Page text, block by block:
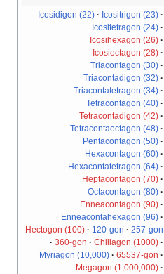
Icosidigon (22)
Icositrigon (23)
Icositetragon (24)
Icosihexagon (26)
Icosioctagon (28)
Triacontagon (30)
Triacontadigon (32)
Triacontatetragon (34)
Tetracontagon (40)
Tetracontadigon (42)
Tetracontaoctagon (48)
Pentacontagon (50)
Hexacontagon (60)
Hexacontatetragon (64)
Heptacontagon (70)
Octacontagon (80)
Enneacontagon (90)
Enneacontahexagon (96)
Hectogon (100)
120-gon
257-gon
360-gon
Chiliagon (1000)
Myriagon (10,000)
65537-gon
Megagon (1,000,000)